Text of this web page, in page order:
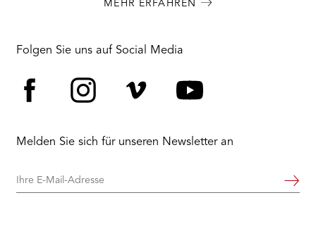
MEHR ERFAHREN
Folgen Sie uns auf Social Media
Melden Sie sich für unseren Newsletter an
Ihre
Weiter